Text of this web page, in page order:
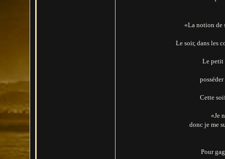
«La notion de
Le soir, dans les
Le petit
Cette
«Je
donc je me
Pour